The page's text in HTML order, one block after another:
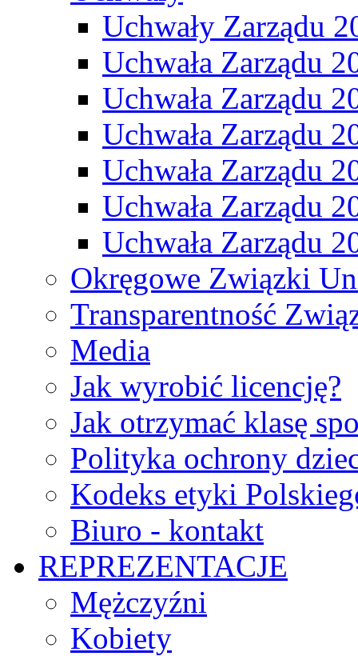
Uchwały Zarządu
Uchwała Zarządu
Uchwała Zarządu
Uchwała Zarządu
Uchwała Zarządu
Uchwała Zarządu
Uchwała Zarządu
Okręgowe Związki
Transparentność
Media
Jak wyrobić licencję?
Jak otrzymać klasę
Polityka ochrony
Kodeks etyki
Biuro - kontakt
REPREZENTACJE
Mężczyźni
Kobiety